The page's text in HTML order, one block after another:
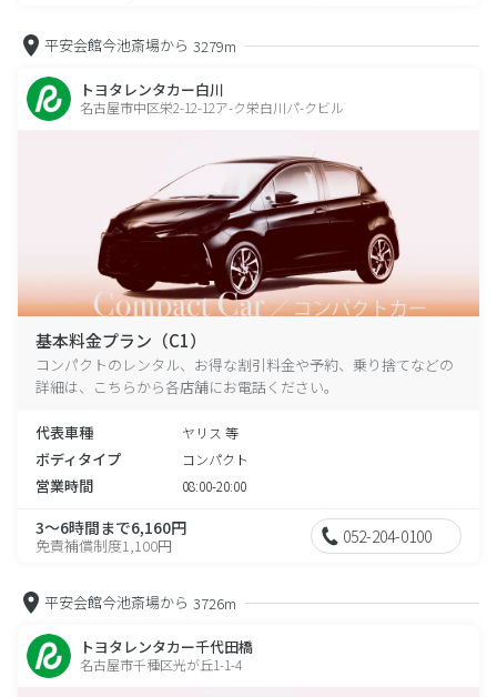
平安会館今池斎場から 3279m
トヨタレンタカー白川
名古屋市中区栄2-12-12ア-ク栄白川パ-クビル
基本料金プラン（C1）
コンパクトのレンタル、お得な割引料金や予約、乗り捨てなどの
詳細は、こちらから各店舗にお電話ください。
代表車種 ヤリス 等
ボディタイプ コンパクト
営業時間 08:00-20:00
3～6時間まで6,160円
免責補償制度1,100円 052-204-0100
平安会館今池斎場から 3726m
トヨタレンタカー千代田橋
名古屋市千種区光が丘1-1-4